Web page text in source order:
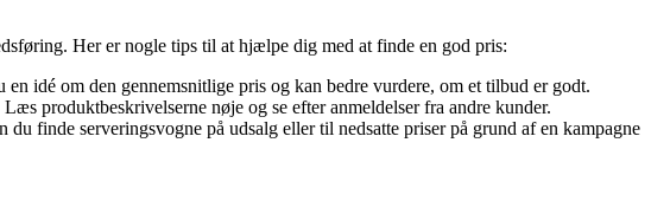
Her er nogle tips til at hjælpe dig med at finde en god pris:
idé om den gennemsnitlige pris og kan bedre vurdere, om et tilbud er godt.
produktbeskrivelserne nøje og se efter anmeldelser fra andre kunder.
finde serveringsvogne på udsalg eller til nedsatte priser på grund af en kampagne